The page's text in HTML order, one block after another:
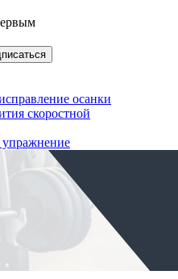
осанки
скоростной